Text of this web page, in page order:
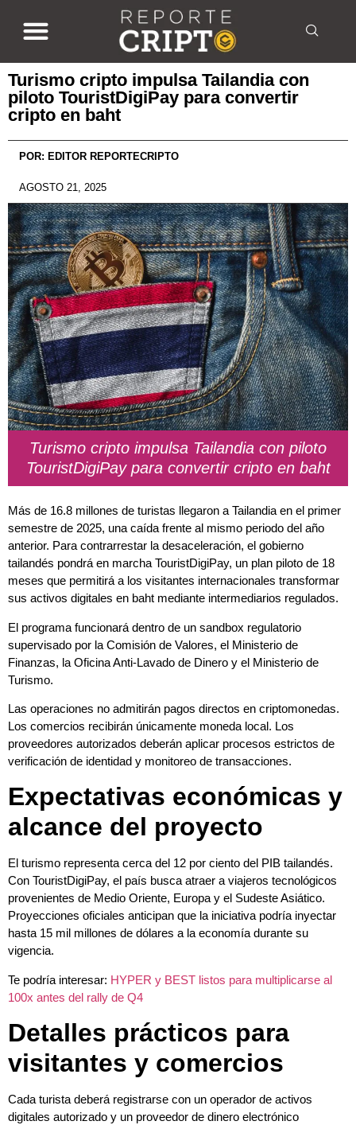
Turismo cripto impulsa Tailandia con
piloto TouristDigiPay para convertir
cripto en baht
POR: EDITOR REPORTECRIPTO
AGOSTO 21, 2025
Turismo cripto impulsa Tailandia con piloto
TouristDigiPay para convertir cripto en baht
Más de 16.8 millones de turistas llegaron a Tailandia en el primer
semestre de 2025, una caída frente al mismo periodo del año
anterior. Para contrarrestar la desaceleración, el gobierno
tailandés pondrá en marcha TouristDigiPay, un plan piloto de 18
meses que permitirá a los visitantes internacionales transformar
sus activos digitales en baht mediante intermediarios regulados.
El programa funcionará dentro de un sandbox regulatorio
supervisado por la Comisión de Valores, el Ministerio de
Finanzas, la Oficina Anti-Lavado de Dinero y el Ministerio de
Turismo.
Las operaciones no admitirán pagos directos en criptomonedas.
Los comercios recibirán únicamente moneda local. Los
proveedores autorizados deberán aplicar procesos estrictos de
verificación de identidad y monitoreo de transacciones.
Expectativas económicas y
alcance del proyecto
El turismo representa cerca del 12 por ciento del PIB tailandés.
Con TouristDigiPay, el país busca atraer a viajeros tecnológicos
provenientes de Medio Oriente, Europa y el Sudeste Asiático.
Proyecciones oficiales anticipan que la iniciativa podría inyectar
hasta 15 mil millones de dólares a la economía durante su
vigencia.
Te podría interesar: HYPER y BEST listos para multiplicarse al
100x antes del rally de Q4
Detalles prácticos para
visitantes y comercios
Cada turista deberá registrarse con un operador de activos
digitales autorizado y un proveedor de dinero electrónico